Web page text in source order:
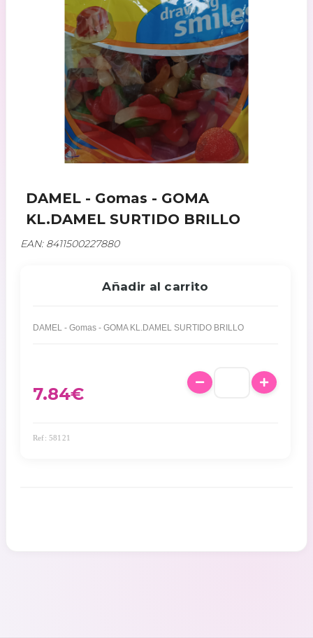
DAMEL - Gomas - GOMA
KL.DAMEL SURTIDO BRILLO
EAN: 8411500227880
Añadir al carrito
DAMEL - Gomas - GOMA KL.DAMEL SURTIDO BRILLO
7.84€
Ref: 58121